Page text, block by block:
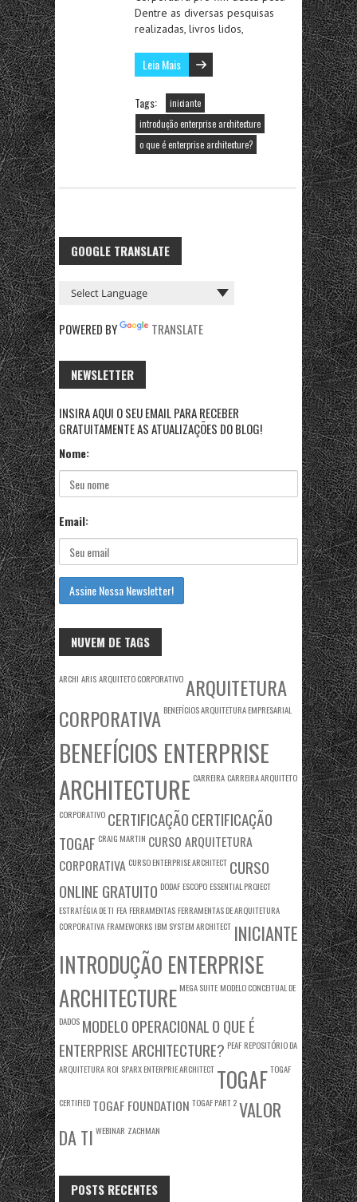
Dentre as diversas pesquisas
realizadas, livros lidos,
Leia Mais
Tags:
iniciante
introdução enterprise architecture
o que é enterprise architecture?
GOOGLE TRANSLATE
POWERED BY TRANSLATE
NEWSLETTER
INSIRA AQUI O SEU EMAIL PARA RECEBER
GRATUITAMENTE AS ATUALIZAÇÕES DO BLOG!
Nome:
Email:
NUVEM DE TAGS
ARCHI ARISARQUITETO CORPORATIVOARQUITETURA
CORPORATIVA BENEFÍCIOS ARQUITETURA EMPRESARIAL
BENEFÍCIOS ENTERPRISE
ARCHITECTURE CARREIRA CARREIRA ARQUITETO
CORPORATIVO CERTIFICAÇÃOCERTIFICAÇÃO
TOGAF CRAIG MARTIN CURSO ARQUITETURA
CORPORATIVA CURSO ENTERPRISE ARCHITECT CURSO
ONLINE GRATUITO DODAF ESCOPO ESSENTIAL PROJECT
ESTRATÉGIA DE TI FEA FERRAMENTAS FERRAMENTAS DE ARQUITETURA
CORPORATIVA FRAMEWORKS IBM SYSTEM ARCHITECT INICIANTE
INTRODUÇÃO ENTERPRISE
ARCHITECTURE MEGA SUITE MODELO CONCEITUAL DE
DADOS MODELO OPERACIONALO QUE É
ENTERPRISE ARCHITECTURE? PEAF REPOSITÓRIO DA
ARQUITETURA ROI SPARX ENTERPRIE ARCHITECT TOGAFTOGAF
CERTIFIED TOGAF FOUNDATION TOGAF PART 2VALOR
DA TI WEBINAR ZACHMAN
POSTS RECENTES